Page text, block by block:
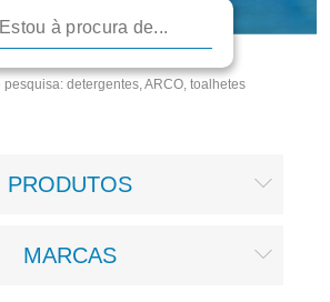
pesquisa:detergentes, ARCO, toalhetes
PRODUTOS
MARCAS